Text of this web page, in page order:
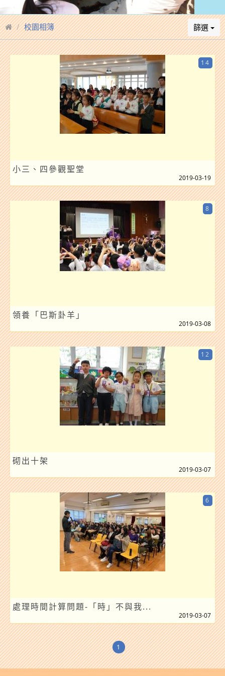
校園相簿 篩選
小三、四參觀聖堂
14
2019-03-19
領養「巴斯卦羊」
8
2019-03-08
砌出十架
12
2019-03-07
處理時間計算問題-「時」不與我...
6
2019-03-07
1